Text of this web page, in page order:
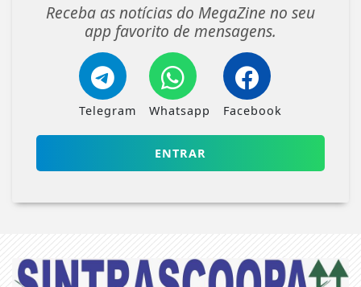
Receba as notícias do MegaZine no seu
app favorito de mensagens.
Telegram Whatsapp Facebook
ENTRAR